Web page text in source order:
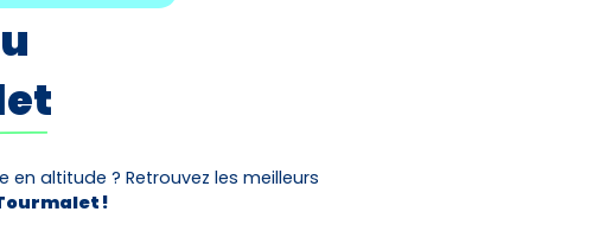
altitude ? Retrouvez les meilleurs
!